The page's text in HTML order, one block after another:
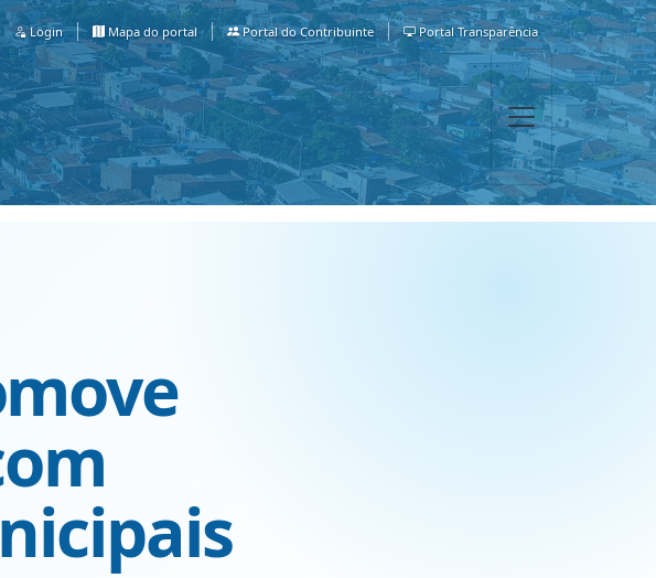
Login Mapa do portal Portal do Contribuinte Portal Transparência